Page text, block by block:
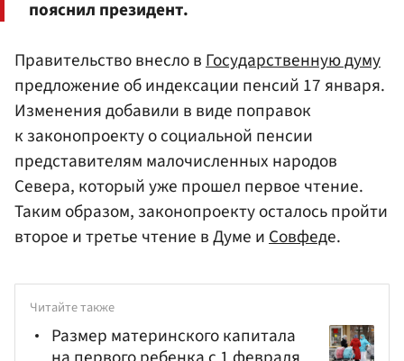
пояснил президент.
Правительство внесло в Государственную думу
предложение об индексации пенсий 17 января.
Изменения добавили в виде поправок
к законопроекту о социальной пенсии
представителям малочисленных народов
Севера, который уже прошел первое чтение.
Таким образом, законопроекту осталось пройти
второе и третье чтение в Думе и Совфеде.
Читайте также
Размер материнского капитала